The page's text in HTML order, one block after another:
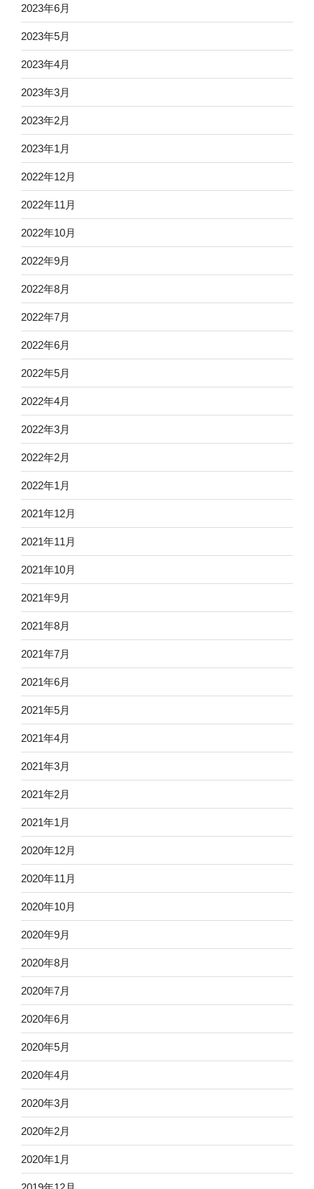
2023年6月
2023年5月
2023年4月
2023年3月
2023年2月
2023年1月
2022年12月
2022年11月
2022年10月
2022年9月
2022年8月
2022年7月
2022年6月
2022年5月
2022年4月
2022年3月
2022年2月
2022年1月
2021年12月
2021年11月
2021年10月
2021年9月
2021年8月
2021年7月
2021年6月
2021年5月
2021年4月
2021年3月
2021年2月
2021年1月
2020年12月
2020年11月
2020年10月
2020年9月
2020年8月
2020年7月
2020年6月
2020年5月
2020年4月
2020年3月
2020年2月
2020年1月